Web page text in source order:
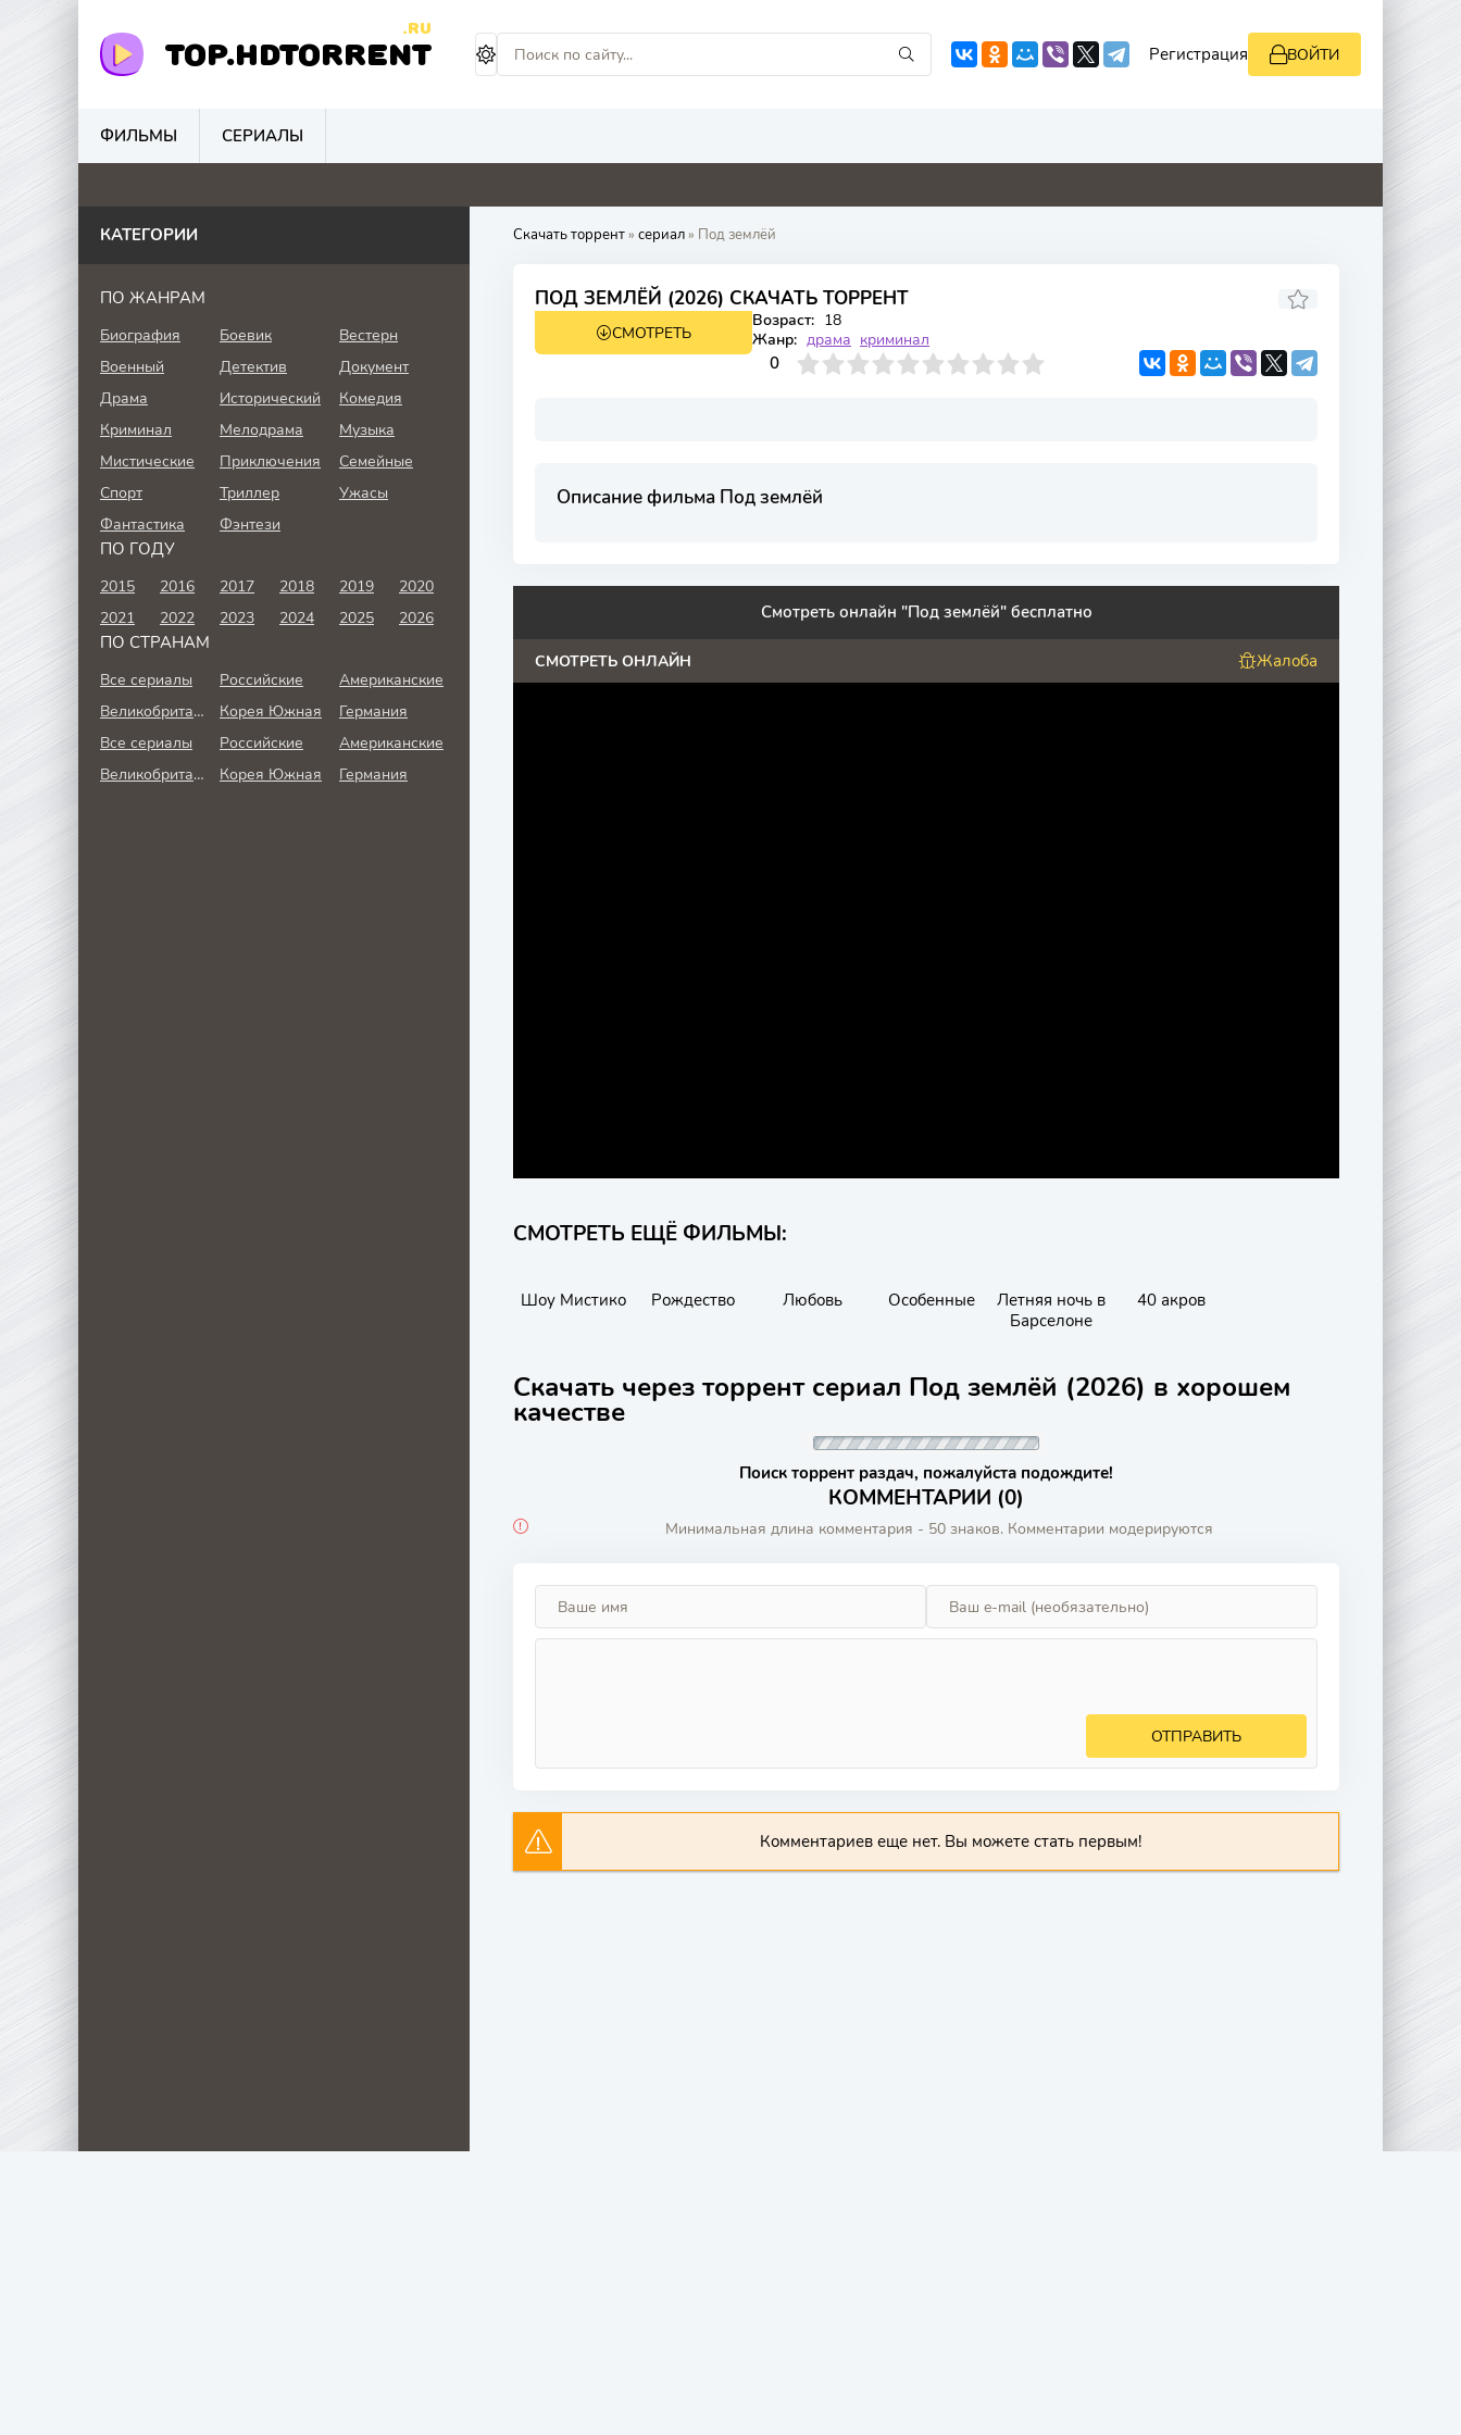
TOP.HDTORRENT
.RU
Регистрация ВОЙТИ
ФИЛЬМЫ СЕРИАЛЫ
0 0 4.1 0 4.8 0 0 0 0 4.8 8.8
Скачать торрент» сериал» Под землёй
ПОД ЗЕМЛЁЙ (2026) СКАЧАТЬ ТОРРЕНТ
1 сезон 16 серияСМОТРЕТЬ
Возраст: 18
Жанр: драма криминал
0
4 6 7 8 9 10
Описание фильма Под землёй
Смотреть онлайн "Под землёй" бесплатно
СМОТРЕТЬ ОНЛАЙН Жалоба
СМОТРЕТЬ ЕЩЁ ФИЛЬМЫ:
Шоу Мистико Рождество Любовь Особенные
Летняя ночь в
Барселоне
40 акров
Скачать через торрент сериал Под землёй (2026) в хорошем
качестве
Поиск торрент раздач, пожалуйста подождите!
КОММЕНТАРИИ (0)
Минимальная длина комментария - 50 знаков. Комментарии модерируются
ОТПРАВИТЬ
Комментариев еще нет. Вы можете стать первым!
КАТЕГОРИИ
ПО ЖАНРАМ
Биография Боевик
Вестерн
Военный
Детектив
Документ
Драма
Исторический
Комедия
Криминал
Мелодрама
Музыка
Мистические
Приключения
Семейные
Спорт
Триллер
Ужасы
Фантастика
Фэнтези
ПО ГОДУ
2015 2016 2017 2018 2019
2020
2021
2022 2023 2024 2025 2026
ПО СТРАНАМ
Все сериалы Российские
Американские
Великобритания
Корея Южная
Германия
Все сериалы
Российские
Американские
Великобритания
Корея Южная Германия